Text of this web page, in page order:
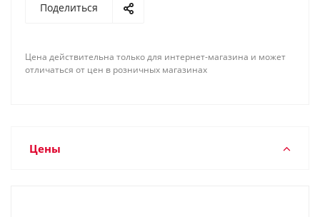
Поделиться
Цена действительна только для интернет-магазина и может
отличаться от цен в розничных магазинах
Цены